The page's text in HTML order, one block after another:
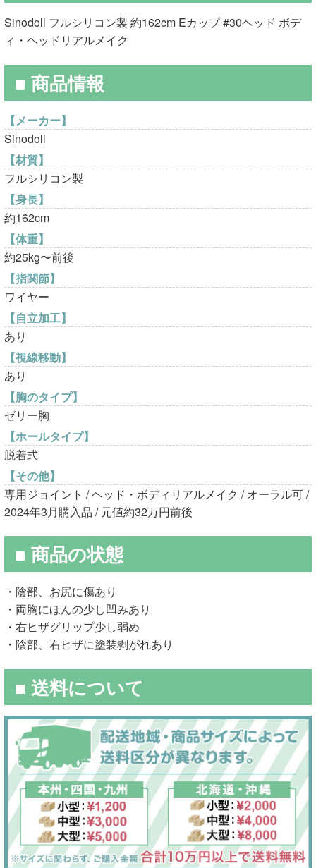
格
は
¥150,000
で
し
た。
価
格
は
¥79,800
Sinodoll フルシリコン製 約162cm Eカップ #30ヘッド ボデ
ィ・ヘッドリアルメイク
■ 商品情報
【メーカー】
Sinodoll
【材質】
フルシリコン製
【身長】
約162cm
【体重】
約25kg〜前後
【指関節】
ワイヤー
【自立加工】
あり
【視線移動】
あり
【胸のタイプ】
ゼリー胸
【ホールタイプ】
脱着式
【その他】
専用ジョイント / ヘッド・ボディリアルメイク / オーラル可 /
2024年3月購入品 / 元値約32万円前後
■ 商品の状態
・陰部、お尻に傷あり
・両胸にほんの少し凹みあり
・右ヒザグリップ少し弱め
・陰部、右ヒザに塗装剥がれあり
■ 送料について